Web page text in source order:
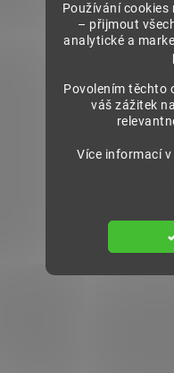
Používání
– přijmout
analytické a
Povolením těchto
váš zážitek
Více informací v